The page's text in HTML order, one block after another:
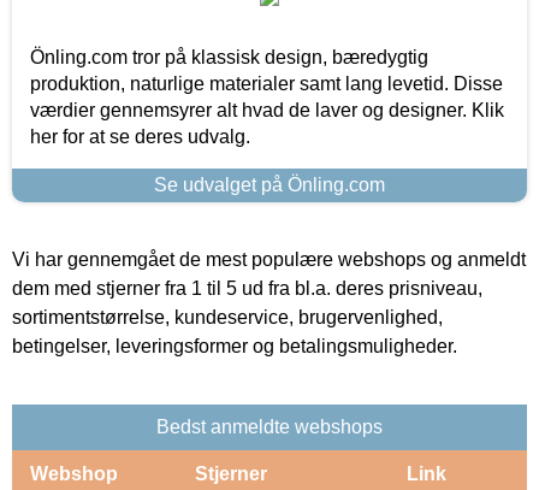
Önling.com tror på klassisk design, bæredygtig
produktion, naturlige materialer samt lang levetid. Disse
værdier gennemsyrer alt hvad de laver og designer. Klik
her for at se deres udvalg.
Se udvalget på Önling.com
Vi har gennemgået de mest populære webshops og anmeldt
dem med stjerner fra 1 til 5 ud fra bl.a. deres prisniveau,
sortimentstørrelse, kundeservice, brugervenlighed,
betingelser, leveringsformer og betalingsmuligheder.
Bedst anmeldte webshops
Webshop Stjerner Link